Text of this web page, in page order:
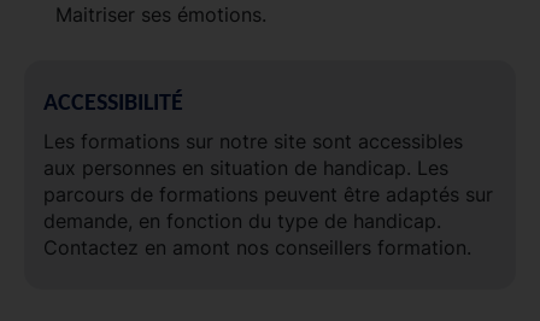
Maitriser ses émotions.
ACCESSIBILITÉ
Les formations sur notre site sont accessibles
aux personnes en situation de handicap. Les
parcours de formations peuvent être adaptés sur
demande, en fonction du type de handicap.
Contactez en amont nos conseillers formation.